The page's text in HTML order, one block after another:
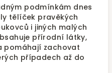
podmínkám dnes
tělíček pravěkých
i jiných malých
přírodní látky,
pomáhají zachovat
případech až do